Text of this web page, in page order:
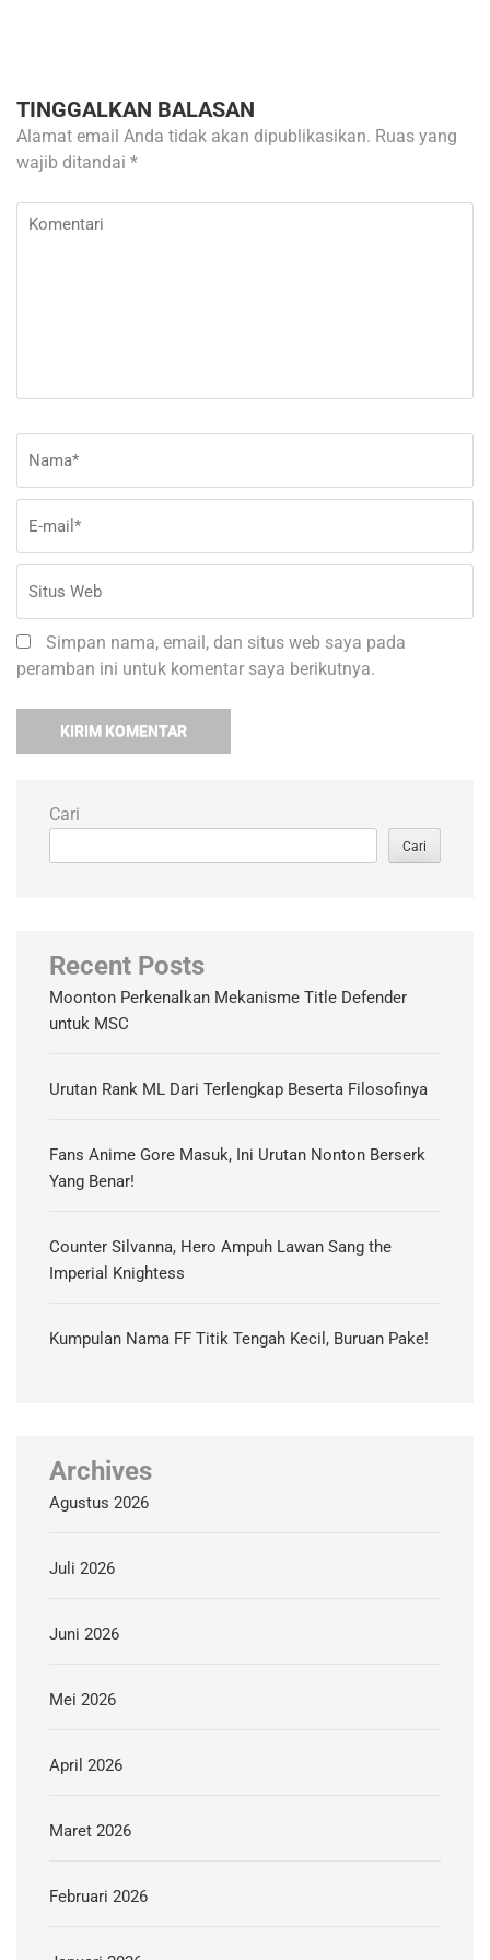
TINGGALKAN BALASAN
Alamat email Anda tidak akan dipublikasikan. Ruas yang
wajib ditandai *
Komentari
Simpan nama, email, dan situs web saya pada
peramban ini untuk komentar saya berikutnya.
Cari
Cari
Recent Posts
Moonton Perkenalkan Mekanisme Title Defender
untuk MSC
Urutan Rank ML Dari Terlengkap Beserta Filosofinya
Fans Anime Gore Masuk, Ini Urutan Nonton Berserk
Yang Benar!
Counter Silvanna, Hero Ampuh Lawan Sang the
Imperial Knightess
Kumpulan Nama FF Titik Tengah Kecil, Buruan Pake!
Archives
Agustus 2026
Juli 2026
Juni 2026
Mei 2026
April 2026
Maret 2026
Februari 2026